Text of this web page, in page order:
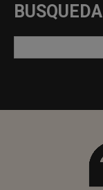
BUSQUEDA